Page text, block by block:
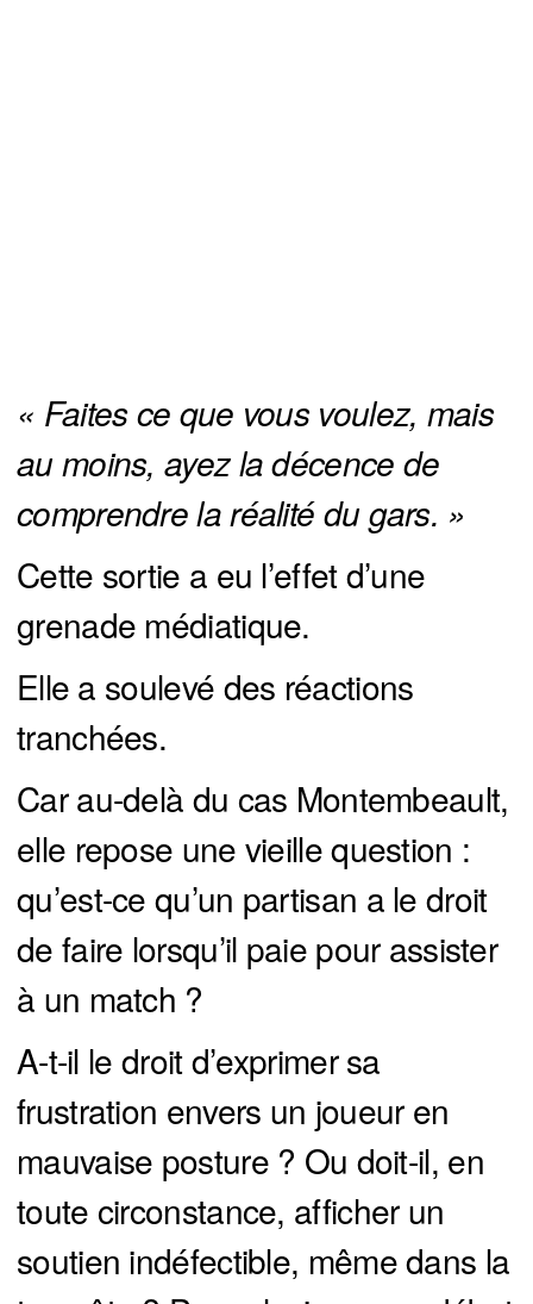
« Faites ce que vous voulez, mais
au moins, ayez la décence de
comprendre la réalité du gars. »
Cette sortie a eu l’effet d’une
grenade médiatique.
Elle a soulevé des réactions
tranchées.
Car au-delà du cas Montembeault,
elle repose une vieille question :
qu’est-ce qu’un partisan a le droit
de faire lorsqu’il paie pour assister
à un match ?
A-t-il le droit d’exprimer sa
frustration envers un joueur en
mauvaise posture ? Ou doit-il, en
toute circonstance, afficher un
soutien indéfectible, même dans la